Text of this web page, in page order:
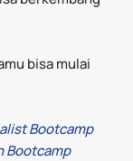
bisa mulai
Bootcamp
Bootcamp